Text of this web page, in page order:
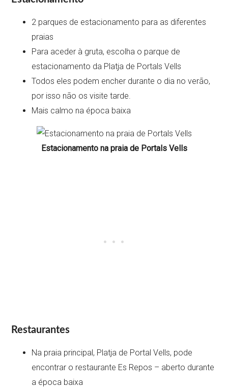
2 parques de estacionamento para as diferentes
praias
Para aceder à gruta, escolha o parque de
estacionamento da Platja de Portals Vells
Todos eles podem encher durante o dia no verão,
por isso não os visite tarde.
Mais calmo na época baixa
Estacionamento na praia de Portals Vells
Restaurantes
Na praia principal, Platja de Portal Vells, pode
encontrar o restaurante Es Repos – aberto durante
a época baixa